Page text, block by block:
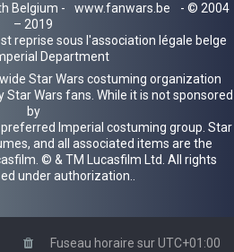
Belgium - www.fanwars.be
- © 2004
– 2019
reprise sous l'association légale belge
Department
Star Wars costuming organization
Wars fans. While it is not sponsored
by
Imperial costuming group. Star
and all associated items are the
© & TM Lucasfilm Ltd. All rights
under authorization..
Fuseau horaire surUTC+01:00